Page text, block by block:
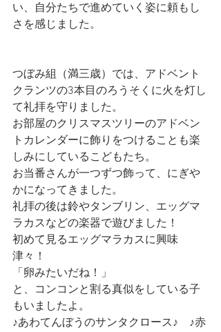
い、自分たちで進めていく姿に頼もし
さを感じました。
つぼみ組（満三歳）では、アドベント
クランツの3本目のろうそくに火を灯し
て礼拝を守りました。
お部屋のクリスマスツリーのアドベン
トカレンダーに飾りをつけることも楽
しみにしているこどもたち。
お当番さんが一つずつ飾って、にぎや
かになってきました。
礼拝の後は鈴やタンブリン、エッグマ
ラカスなどの楽器で遊びました！
初めて見るエッグマラカスに興味
津々！
「卵みたいだね！」
と、コンコンと割る真似をしている子
もいましたよ。
♪あわてんぼうのサンタクロース♪　♪赤